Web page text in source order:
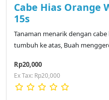
Cabe Hias Orange
15s
Tanaman menarik dengan
tumbuh ke atas, Buah
Rp20,000
Ex Tax: Rp20,000